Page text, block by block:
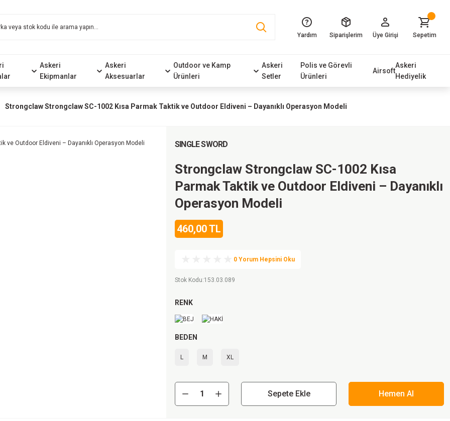
Yardım Siparişlerim Üye Girişi Sepetim
Askeri
Ekipmanlar
Askeri
Aksesuarlar
Outdoor ve Kamp
Ürünleri
Askeri
Setler
Polis ve Görevli
Ürünleri
Airsoft
Askeri
Hediyelik
Strongclaw Strongclaw SC-1002 Kısa Parmak Taktik ve Outdoor Eldiveni – Dayanıklı Operasyon Modeli
SINGLE SWORD
Strongclaw Strongclaw SC-1002 Kısa
Parmak Taktik ve Outdoor Eldiveni – Dayanıklı
Operasyon Modeli
460,00 TL
0 Yorum Hepsini Oku
Stok Kodu:153.03.089
RENK
BEDEN
L M XL
Sepete Ekle Hemen Al